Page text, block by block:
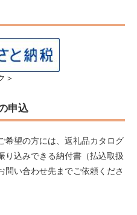
＞
申込
希望の方には、返礼品カタログ
り込みできる納付書（払込取扱
問い合わせ先までご依頼くださ